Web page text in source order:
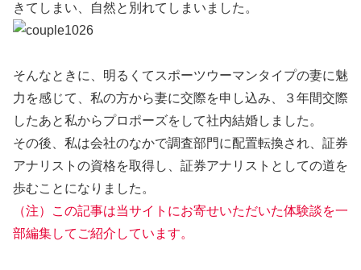
きてしまい、自然と別れてしまいました。
そんなときに、明るくてスポーツウーマンタイプの妻に魅
力を感じて、私の方から妻に交際を申し込み、３年間交際
したあと私からプロポーズをして社内結婚しました。
その後、私は会社のなかで調査部門に配置転換され、証券
アナリストの資格を取得し、証券アナリストとしての道を
歩むことになりました。
（注）この記事は当サイトにお寄せいただいた体験談を一
部編集してご紹介しています。